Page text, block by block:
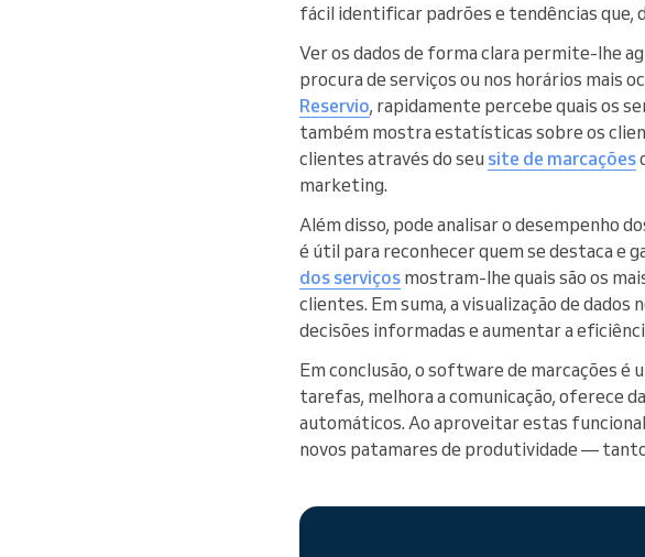
fácil identificar padrões e tendências que,
Ver os dados de forma clara permite-lhe
procura de serviços ou nos horários mais
Reservio, rapidamente percebe quais os
também mostra estatísticas sobre os
clientes através do seu site de marcações
marketing.
Além disso, pode analisar o desempenho
é útil para reconhecer quem se destaca e
dos serviços mostram-lhe quais são os
clientes. Em suma, a visualização de
decisões informadas e aumentar a
Em conclusão, o software de marcações
tarefas, melhora a comunicação, oferece
automáticos. Ao aproveitar estas
novos patamares de produtividade —